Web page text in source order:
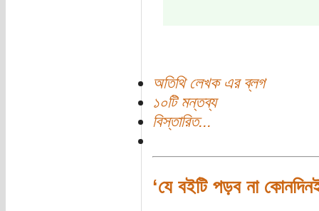
অতিথি লেখক এর ব্লগ
১০টি মন্তব্য
বিস্তারিত...
‘যে বইটি পড়ব না